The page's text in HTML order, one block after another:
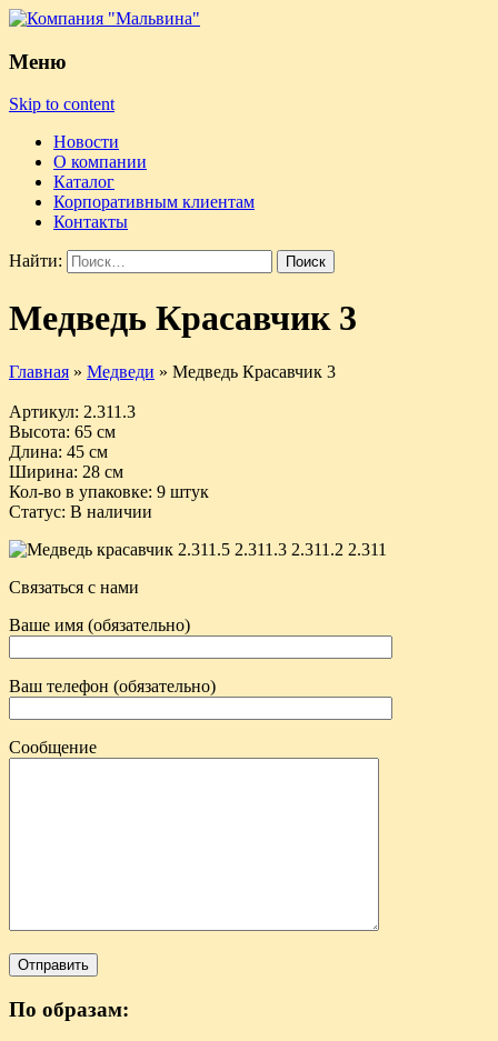
Меню
Skip to content
Новости
О компании
Каталог
Корпоративным клиентам
Контакты
Найти:
Медведь Красавчик 3
Главная » Медведи » Медведь Красавчик 3
Артикул: 2.311.3
Высота: 65 см
Длина: 45 см
Ширина: 28 см
Кол-во в упаковке: 9 штук
Статус: В наличии
Связаться с нами
Ваше имя (обязательно)
Ваш телефон (обязательно)
Сообщение
По образам: